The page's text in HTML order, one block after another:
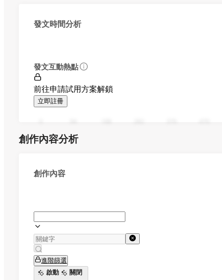
發文時間分析
發文互動熱點
前往申請試用方案解鎖
立即註冊
創作內容分析
創作內容
進階篩選
啟動
關閉